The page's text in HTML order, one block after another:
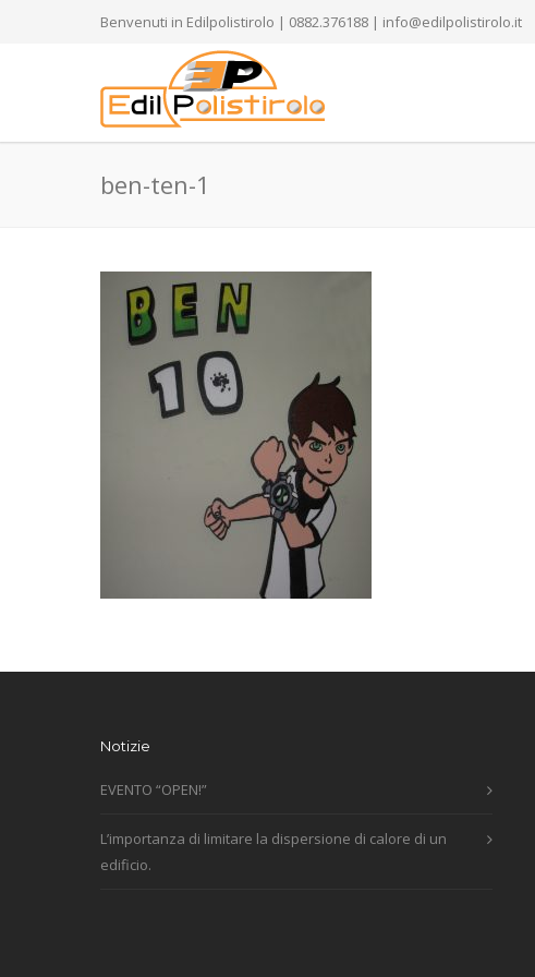
Benvenuti in Edilpolistirolo | 0882.376188 | info@edilpolistirolo.it
ben-ten-1
Notizie
EVENTO “OPEN!”
L’importanza di limitare la dispersione di calore di un
edificio.